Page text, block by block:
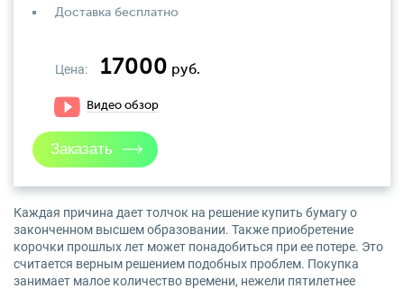
Доставка бесплатно
Цена: 17000 руб.
Видео обзор
Каждая причина дает толчок на решение купить бумагу о
законченном высшем образовании. Также приобретение
корочки прошлых лет может понадобиться при ее потере. Это
считается верным решением подобных проблем. Покупка
занимает малое количество времени, нежели пятилетнее